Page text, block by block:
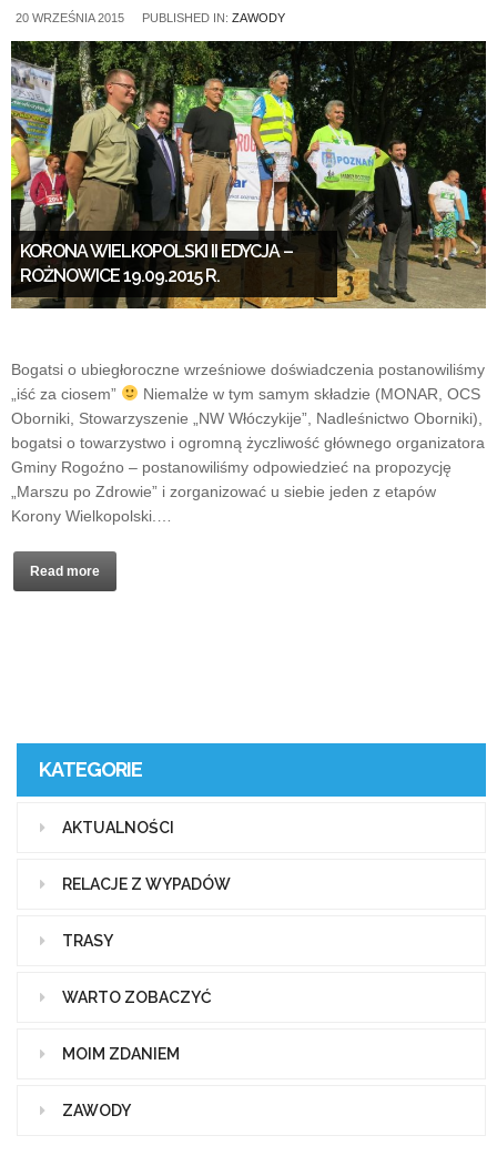
20 WRZEŚNIA 2015 PUBLISHED IN: ZAWODY
KORONA WIELKOPOLSKI II EDYCJA –
ROŻNOWICE 19.09.2015 R.
Bogatsi o ubiegłoroczne wrześniowe doświadczenia postanowiliśmy
„iść za ciosem”
Niemalże w tym samym składzie (MONAR, OCS
Oborniki, Stowarzyszenie „NW Włóczykije”, Nadleśnictwo Oborniki),
bogatsi o towarzystwo i ogromną życzliwość głównego organizatora
Gminy Rogoźno – postanowiliśmy odpowiedzieć na propozycję
„Marszu po Zdrowie” i zorganizować u siebie jeden z etapów
Korony Wielkopolski.…
Read more
KATEGORIE
AKTUALNOŚCI
RELACJE Z WYPADÓW
TRASY
WARTO ZOBACZYĆ
MOIM ZDANIEM
ZAWODY